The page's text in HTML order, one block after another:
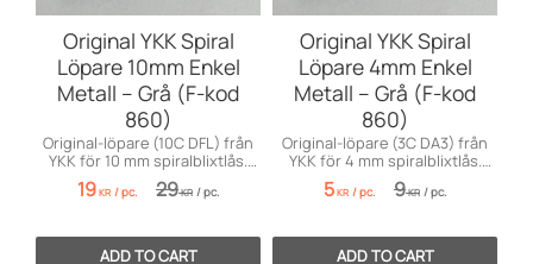
Original YKK Spiral
Löpare 10mm Enkel
Metall – Grå (F-kod
860)
Original-löpare (10C DFL) från
YKK för 10 mm spiralblixtlås.
Med inbyggd smart
låsfunktion.
19KR /pc. 29KR /pc.
Original YKK Spiral
Löpare 4mm Enkel
Metall – Grå (F-kod
860)
Original-löpare (3C DA3) från
YKK för 4 mm spiralblixtlås.
Perfekt för jackor, väskor och
dynor.
5KR /pc. 9KR /pc.